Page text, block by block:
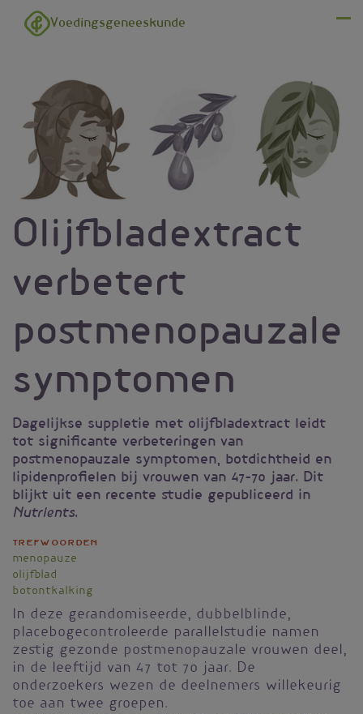
Overslaan en naar de inhoud gaan
Voedingsgeneeskunde
Olijfbladextract
verbetert
postmenopauzale
symptomen
Dagelijkse suppletie met olijfbladextract leidt
tot significante verbeteringen van
postmenopauzale symptomen, botdichtheid en
lipidenprofielen bij vrouwen van 47-70 jaar. Dit
blijkt uit een recente studie gepubliceerd in
Nutrients.
Trefwoorden
menopauze
olijfblad
botontkalking
In deze gerandomiseerde, dubbelblinde,
placebogecontroleerde parallelstudie namen
zestig gezonde postmenopauzale vrouwen deel,
in de leeftijd van 47 tot 70 jaar. De
onderzoekers wezen de deelnemers willekeurig
toe aan twee groepen.